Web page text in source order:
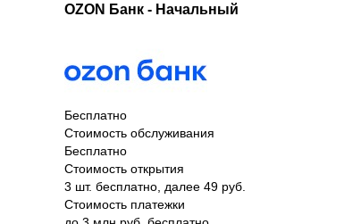
OZON Банк - Начальный
Бесплатно
Стоимость обслуживания
Бесплатно
Стоимость открытия
3 шт. бесплатно, далее 49 руб.
Стоимость платежки